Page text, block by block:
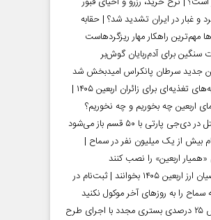
و غبار در ایران تشدید شد؟ | حقابه
مهم‌ترین راهکار مهار ریزگردهاست
سنگین برای آدم‌ربایان گوش‌بر
جدید سرطان پانکراس امیدبخش شد
توصیه‌های تغذیه‌ای برای زائران اربعین ۱۴۰۵ |
اربعین چه بخوریم و چه نخوریم؟
دی‌جی پارتی با ۵۰ قسم باز می‌شود
بیش از یک میلیون نفر در سماح |
«همیار اربعین» را نصب کنند
متقاضیان ارز اربعین ۱۴۰۵ بخوانند | ثبت‌نام در
سماح را به روز‌های آخر موکول نکنید
کاهش ۲۵ درصدی بستری مجدد با اجرای طرح